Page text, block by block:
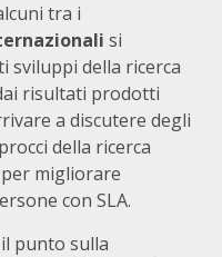
tra i
si
sviluppi della ricerca
risultati prodotti
a discutere degli
della ricerca
migliorare
con SLA.
punto sulla